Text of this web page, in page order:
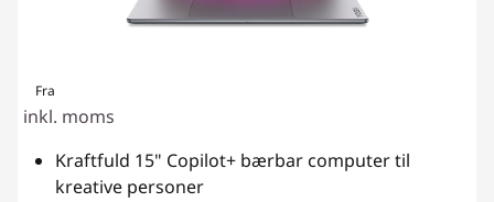
Fra
inkl. moms
Kraftfuld 15" Copilot+ bærbar computer til
kreative personer